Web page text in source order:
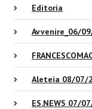
Editoria
Avvenire_06/
Aleteia 08/07/
ES.NEWS 07/